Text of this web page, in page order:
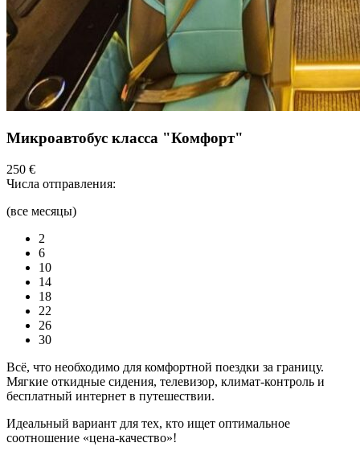
Микроавтобус класса "Комфорт"
250 €
Числа отправления:
(все месяцы)
2
6
10
14
18
22
26
30
Всё, что необходимо для комфортной поездки за границу.
Мягкие откидные сидения, телевизор, климат-контроль и
бесплатный интернет в путешествии.
Идеальный вариант для тех, кто ищет оптимальное
соотношение «цена-качество»!